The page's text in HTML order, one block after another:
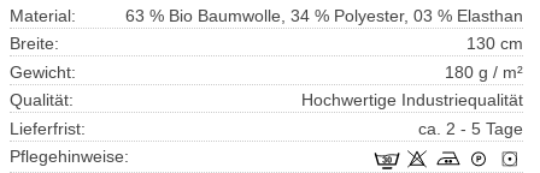
Material:
63 % Bio Baumwolle, 34 % Polyester, 03 % Elasthan
Breite:
130 cm
Gewicht:
180 g / m²
Qualität:
Hochwertige Industriequalität
Lieferfrist:
ca. 2 - 5 Tage
Pflegehinweise: